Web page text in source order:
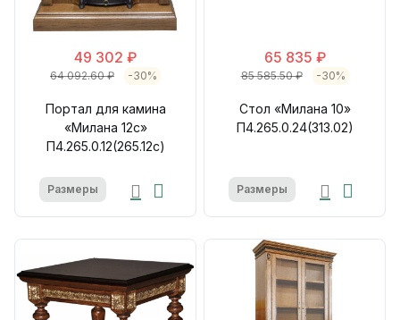
49 302 ₽
64 092.60 ₽ -30%
Портал для камина
«Милана 12с»
П4.265.0.12(265.12с)
Размеры
65 835 ₽
85 585.50 ₽ -30%
Стол «Милана 10»
П4.265.0.24(313.02)
Размеры